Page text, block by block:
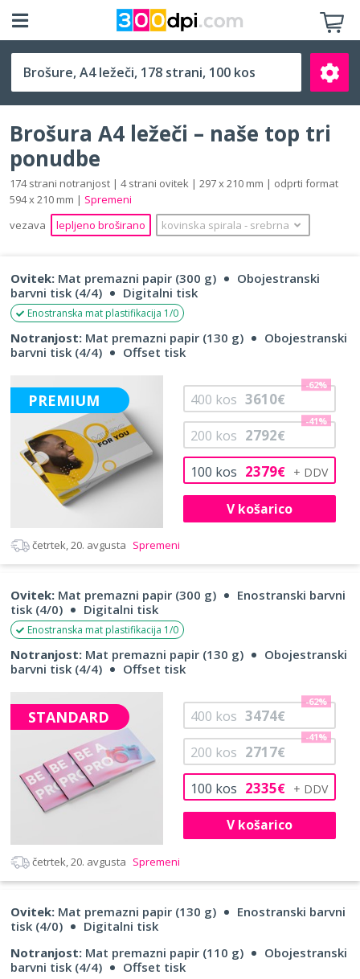
A4 ležeči (297 x 210 mm)
Išči
Brošura A4 ležeči – naše top tri
ponudbe
174 strani notranjost | 4 strani ovitek | 297 x 210 mm | odprti format
594 x 210 mm | Spremeni
vezava
lepljeno broširano kovinska spirala ‐ srebrna
Ovitek: Mat premazni papir (300 g)
Obojestranski
barvni tisk (4/4)
Digitalni tisk
Enostranska mat plastifikacija 1/0
Notranjost: Mat premazni papir (130 g)
Obojestranski
barvni tisk (4/4)
Offset tisk
PREMIUM
100 kos 2379€
200 kos 2792€
-41%
400 kos 3610€
-62%
V košarico
četrtek, 20. avgusta Spremeni
Ovitek: Mat premazni papir (300 g)
Enostranski barvni
tisk (4/0)
Digitalni tisk
Enostranska mat plastifikacija 1/0
Notranjost: Mat premazni papir (130 g)
Obojestranski
barvni tisk (4/4)
Offset tisk
STANDARD
100 kos 2335€
200 kos 2717€
-41%
400 kos 3474€
-62%
V košarico
četrtek, 20. avgusta Spremeni
Ovitek: Mat premazni papir (130 g)
Enostranski barvni
tisk (4/0)
Digitalni tisk
Notranjost: Mat premazni papir (110 g)
Obojestranski
barvni tisk (4/4)
Offset tisk